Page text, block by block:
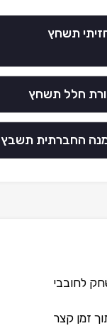
תשחץ
חלל תשחץ
החברתית תשבץ
לחובבי
זמן קצר